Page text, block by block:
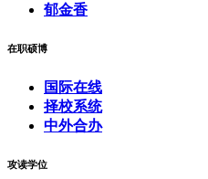
郁金香
在职硕博
国际在线
择校系统
中外合办
攻读学位